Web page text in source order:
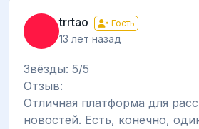
trrtao Гость
13 лет назад
Звёзды: 5/5
Отзыв:
Отличная платформа для
новостей. Есть, конечно,